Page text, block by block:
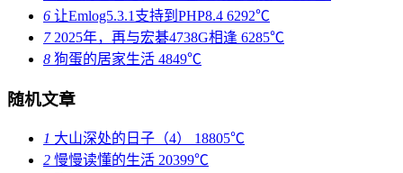
6 让Emlog5.3.1支持到PHP8.4 6292℃
72025年，再与宏碁4738G相逢 6285℃
8 狗蛋的居家生活 4849℃
随机文章
1 大山深处的日子（4） 18805℃
2 慢慢读懂的生活 20399℃